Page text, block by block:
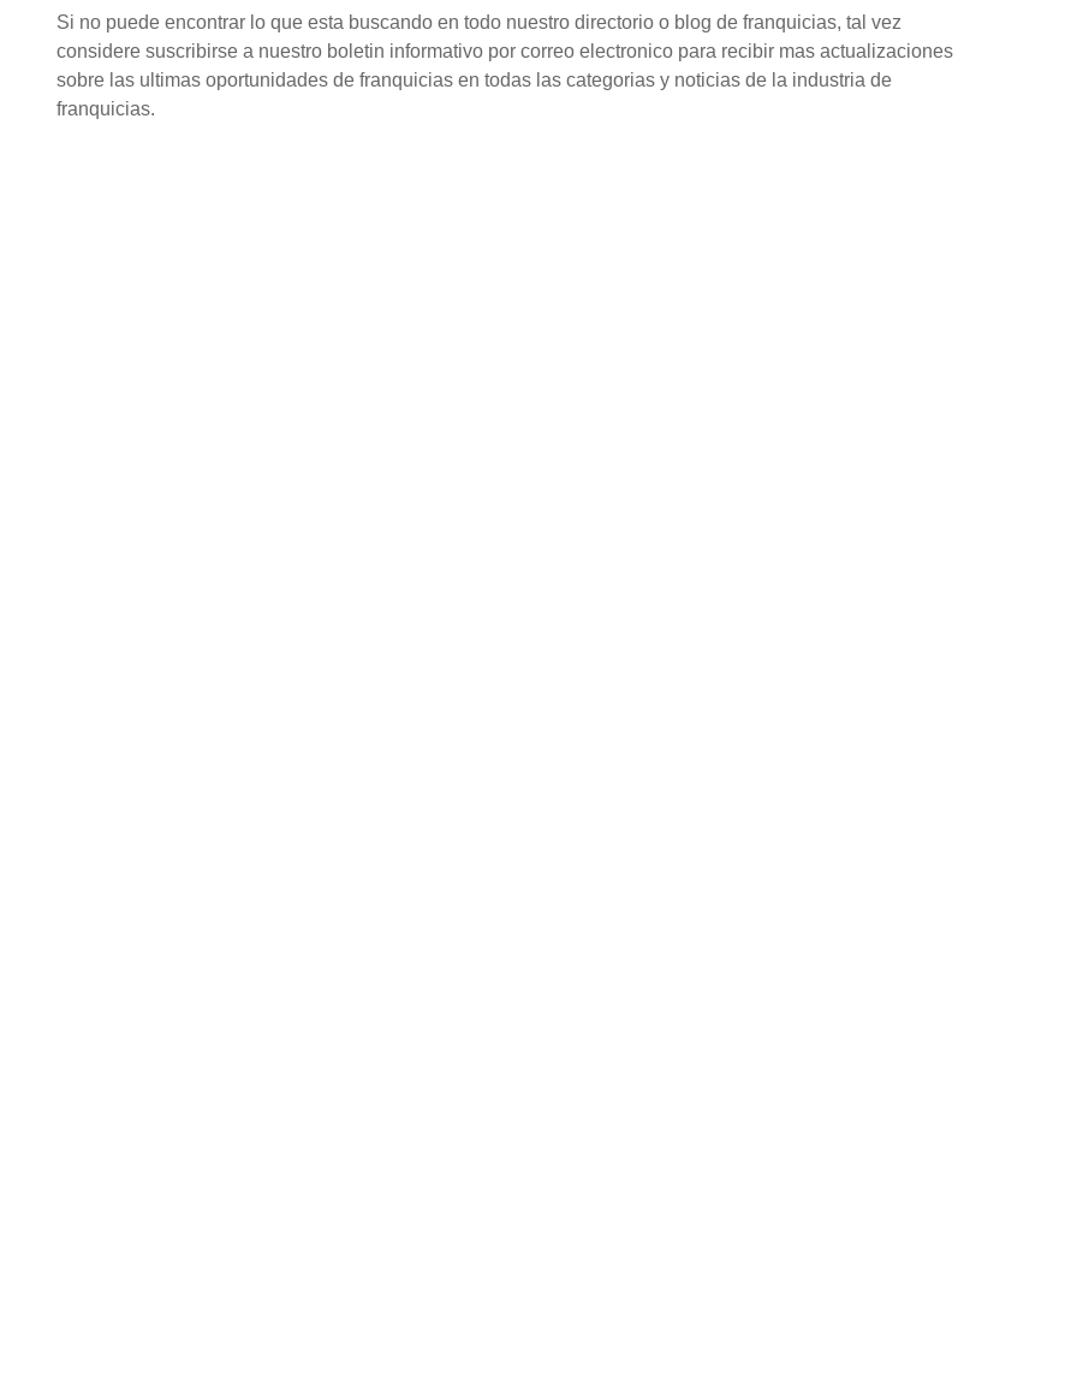
Si no puede encontrar lo que esta buscando en todo nuestro directorio o blog de franquicias, tal vez
considere suscribirse a nuestro boletin informativo por correo electronico para recibir mas actualizaciones
sobre las ultimas oportunidades de franquicias en todas las categorias y noticias de la industria de
franquicias.